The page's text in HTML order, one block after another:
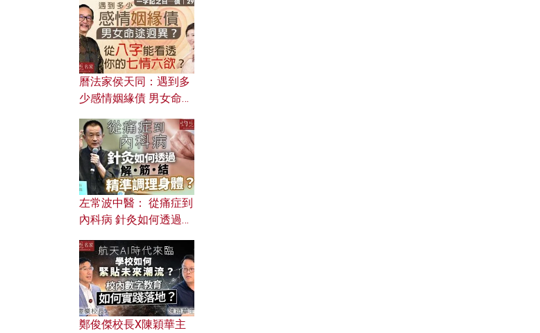
曆法家侯天同：遇到多
少感情姻緣債 男女命途
的七情六欲？
左常波中醫： 從痛症到
內科病 針灸如何透過解
鄭俊傑校長X陳穎華主